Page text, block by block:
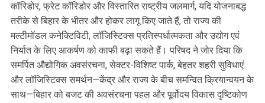
कॉरिडोर, फ्रेट कॉरिडोर और विस्तारित राष्ट्रीय जलमार्ग, यदि योजनाबद्ध
तरीके से बिहार के भीतर और होकर लागू किए जाते हैं, तो राज्य की
मल्टीमॉडल कनेक्टिविटी, लॉजिस्टिक्स प्रतिस्पर्धात्मकता और उद्योग एवं
निर्यात के लिए आकर्षण को काफी बढ़ा सकते हैं। परिषद ने जोर दिया कि
समर्पित औद्योगिक अवसंरचना, सेक्टर-विशिष्ट पार्क, बेहतर शहरी सुविधाएं
और लॉजिस्टिक्स समर्थन—केंद्र और राज्य के बीच समन्वित क्रियान्वयन के
साथ—बिहार को बजट की अवसंरचना पहल और पूर्वोदय विकास दृष्टिकोण